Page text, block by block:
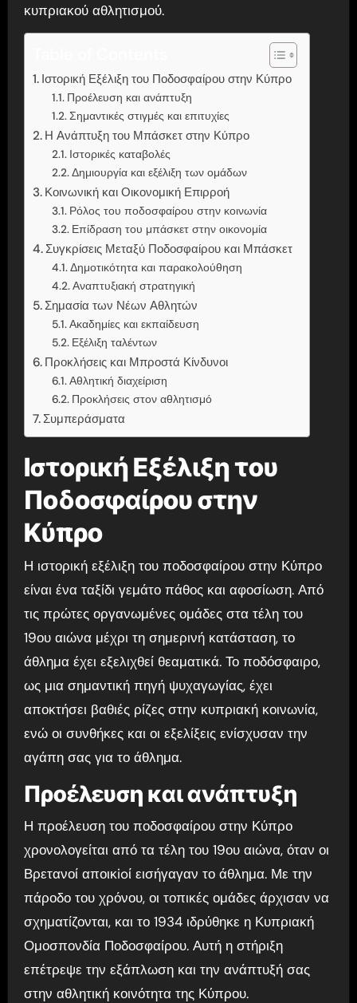
κυπριακού αθλητισμού.
Ιστορική Εξέλιξη του Ποδοσφαίρου στην Κύπρο
Προέλευση και ανάπτυξη
Σημαντικές στιγμές και επιτυχίες
Η Ανάπτυξη του Μπάσκετ στην Κύπρο
Ιστορικές καταβολές
Δημιουργία και εξέλιξη των ομάδων
Κοινωνική και Οικονομική Επιρροή
Ρόλος του ποδοσφαίρου στην κοινωνία
Επίδραση του μπάσκετ στην οικονομία
Συγκρίσεις Μεταξύ Ποδοσφαίρου και Μπάσκετ
Δημοτικότητα και παρακολούθηση
Αναπτυξιακή στρατηγική
Σημασία των Νέων Αθλητών
Ακαδημίες και εκπαίδευση
Εξέλιξη ταλέντων
Προκλήσεις και Μπροστά Κίνδυνοι
Αθλητική διαχείριση
Προκλήσεις στον αθλητισμό
Συμπεράσματα
Ιστορική Εξέλιξη του
Ποδοσφαίρου στην
Κύπρο
Η ιστορική εξέλιξη του ποδοσφαίρου στην Κύπρο
είναι ένα ταξίδι γεμάτο πάθος και αφοσίωση. Από
τις πρώτες οργανωμένες ομάδες στα τέλη του
19ου αιώνα μέχρι τη σημερινή κατάσταση, το
άθλημα έχει εξελιχθεί θεαματικά. Το ποδόσφαιρο,
ως μια σημαντική πηγή ψυχαγωγίας, έχει
αποκτήσει βαθιές ρίζες στην κυπριακή κοινωνία,
ενώ οι συνθήκες και οι εξελίξεις ενίσχυσαν την
αγάπη σας για το άθλημα.
Προέλευση και ανάπτυξη
Η προέλευση του ποδοσφαίρου στην Κύπρο
χρονολογείται από τα τέλη του 19ου αιώνα, όταν οι
Βρετανοί αποικioί εισήγαγαν το άθλημα. Με την
πάροδο του χρόνου, οι τοπικές ομάδες άρχισαν να
σχηματίζονται, και το 1934 ιδρύθηκε η Κυπριακή
Ομοσπονδία Ποδοσφαίρου. Αυτή η στήριξη
επέτρεψε την εξάπλωση και την ανάπτυξή σας
στην αθλητική κοινότητα της Κύπρου.